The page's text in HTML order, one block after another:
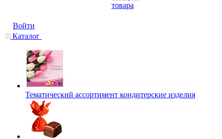
товара
Войти
Каталог
Тематический ассортимент кондитерские изделия